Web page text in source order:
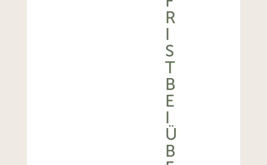
R
I
S
T
B
E
I
Ü
B